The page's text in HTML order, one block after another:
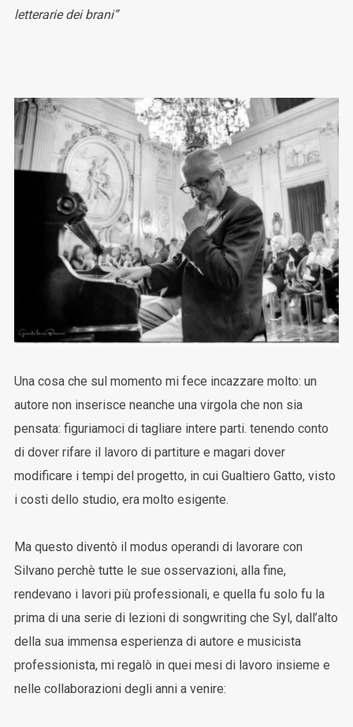
letterarie dei brani”
Una cosa che sul momento mi fece incazzare molto: un
autore non inserisce neanche una virgola che non sia
pensata: figuriamoci di tagliare intere parti. tenendo conto
di dover rifare il lavoro di partiture e magari dover
modificare i tempi del progetto, in cui Gualtiero Gatto, visto
i costi dello studio, era molto esigente.
Ma questo diventò il modus operandi di lavorare con
Silvano perchè tutte le sue osservazioni, alla fine,
rendevano i lavori più professionali, e quella fu solo fu la
prima di una serie di lezioni di songwriting che Syl, dall’alto
della sua immensa esperienza di autore e musicista
professionista, mi regalò in quei mesi di lavoro insieme e
nelle collaborazioni degli anni a venire: